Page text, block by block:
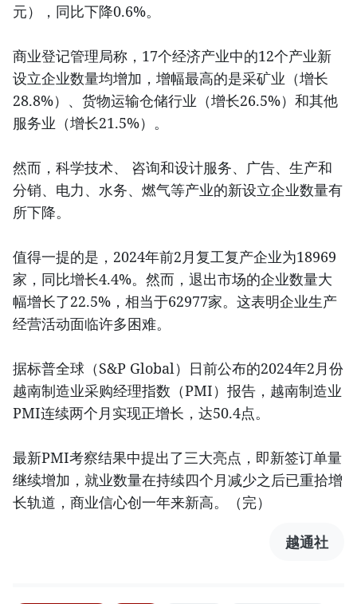
元），同比下降0.6%。
商业登记管理局称，17个经济产业中的12个产业新
设立企业数量均增加，增幅最高的是采矿业（增长
28.8%）、货物运输仓储行业（增长26.5%）和其他
服务业（增长21.5%）。
然而，科学技术、 咨询和设计服务、广告、生产和
分销、电力、水务、燃气等产业的新设立企业数量有
所下降。
值得一提的是，2024年前2月复工复产企业为18969
家，同比增长4.4%。然而，退出市场的企业数量大
幅增长了22.5%，相当于62977家。这表明企业生产
经营活动面临许多困难。
据标普全球（S&P Global）日前公布的2024年2月份
越南制造业采购经理指数（PMI）报告，越南制造业
PMI连续两个月实现正增长，达50.4点。
最新PMI考察结果中提出了三大亮点，即新签订单量
继续增加，就业数量在持续四个月减少之后已重拾增
长轨道，商业信心创一年来新高。（完）
越通社